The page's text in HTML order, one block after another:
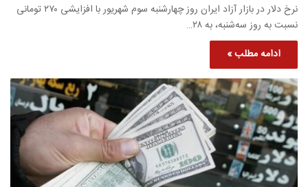
نرخ دلار در بازار آزاد ایران روز چهارشنبه سوم شهریور با افزایشی ۲۷۰ تومانی
نسبت به روز سه‌شنبه، به ۲۸…
ادامه مطلب »